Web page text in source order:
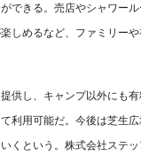
できる。売店やシャワー
しめるなど、ファミリー
供し、キャンプ以外にも
利用可能だ。今後は芝生
くという。株式会社ステ